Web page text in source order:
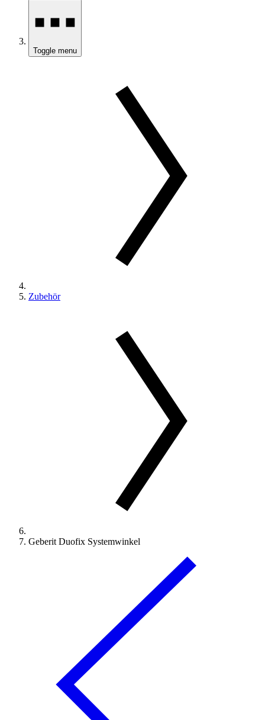
Toggle menu
Zubehör
Geberit Duofix Systemwinkel